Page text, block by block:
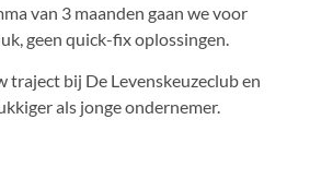
van 3 maanden gaan we voor
geen quick-fix oplossingen.
traject bij De Levenskeuzeclub en
als jonge ondernemer.